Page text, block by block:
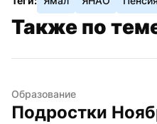
Также по
Образование
Подростки